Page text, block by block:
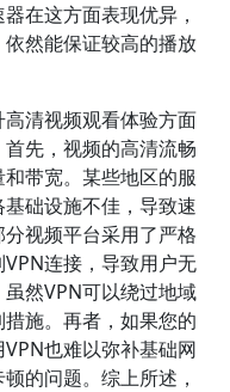
在这方面表现优异，
然能保证较高的播放
清视频观看体验方面
先，视频的高清流畅
带宽。某些地区的服
础设施不佳，导致速
视频平台采用了严格
连接，导致用户无
然VPN可以绕过地域
施。再者，如果您的
也难以弥补基础网
的问题。综上所述，